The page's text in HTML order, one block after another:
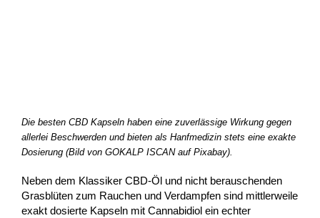
Die besten CBD Kapseln haben eine zuverlässige Wirkung gegen
allerlei Beschwerden und bieten als Hanfmedizin stets eine exakte
Dosierung (Bild von GOKALP ISCAN auf Pixabay).
Neben dem Klassiker CBD-Öl und nicht berauschenden
Grasblüten zum Rauchen und Verdampfen sind mittlerweile
exakt dosierte Kapseln mit Cannabidiol ein echter